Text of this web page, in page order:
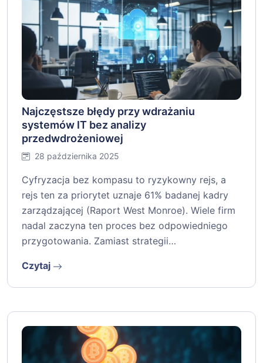
Najczęstsze błędy przy wdrażaniu
systemów IT bez analizy
przedwdrożeniowej
28 października 2025
Cyfryzacja bez kompasu to ryzykowny rejs, a
rejs ten za priorytet uznaje 61% badanej kadry
zarządzającej (Raport West Monroe). Wiele firm
nadal zaczyna ten proces bez odpowiedniego
przygotowania. Zamiast strategii…
Czytaj